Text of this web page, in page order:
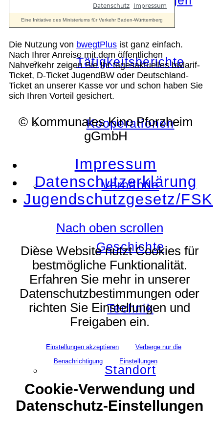
Tätigkeitsberichte
Kooperationen
Verbände
Geschichte
Technik
Standort
Die Nutzung von bwegtPlus ist ganz einfach.
Nach Ihrer Anreise mit dem öffentlichen
Nahverkehr zeigen Sie Ihr tagesaktuelles bwlarif-
Ticket, D-Ticket JugendBW oder Deutschland-
Ticket an unserer Kasse vor und schon haben Sie
sich Ihren Vorteil gesichert.
© Kommunales Kino Pforzheim
gGmbH
Impressum
Datenschutzerklärung
Jugendschutzgesetz/FSK
Nach oben scrollen
Diese Website nutzt Cookies für
bestmögliche Funktionalität.
Erfahren Sie mehr in unserer
Datenschutzbestimmungen oder
richten Sie Einstellungen und
Freigaben ein.
Einstellungen akzeptieren
Verberge nur die
Benachrichtigung
Einstellungen
Cookie-Verwendung und
Datenschutz-Einstellungen